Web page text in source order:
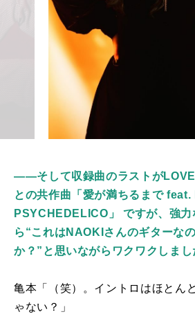
――そして収録曲のラストが
との共作曲「愛が満ちるまで feat.
PSYCHEDELICO」 ですが、強
ら“これはNAOKIさんのギターな
か？”と思いながらワクワクしまし
亀本「（笑）。イントロはほとん
ゃない？」